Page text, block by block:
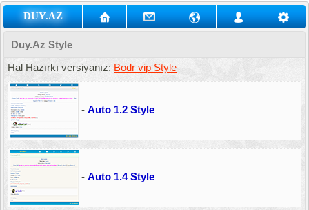
DUY.AZ
Duy.Az Style
Hal Hazırkı versiyanız: Bodr vip Style
- Auto 1.2 Style
- Auto 1.4 Style